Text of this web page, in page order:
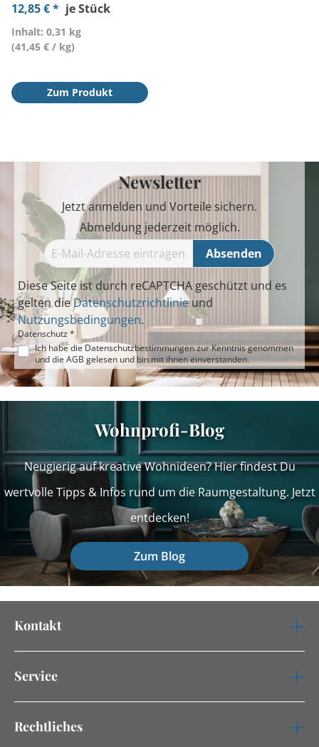
12,85 € * je Stück
Inhalt: 0,31 kg
(41,45 € / kg)
Zum Produkt
Newsletter
Jetzt anmelden und Vorteile sichern.
Abmeldung jederzeit möglich.
Absenden
Diese Seite ist durch reCAPTCHA geschützt und es
gelten dieDatenschutzrichtlinieund
Nutzungsbedingungen.
Datenschutz *
Ich habe die Datenschutzbestimmungenzur Kenntnis genommen
und die AGB gelesen und bin mit ihnen einverstanden.
Wohnprofi-Blog
Neugierig auf kreative Wohnideen? Hier findest Du
wertvolle Tipps & Infos rund um die Raumgestaltung. Jetzt
entdecken!
Zum Blog
Kontakt
Service
Rechtliches